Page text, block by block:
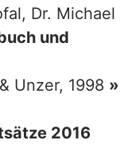
Dr. Michael
und
Unzer, 1998 »
2016